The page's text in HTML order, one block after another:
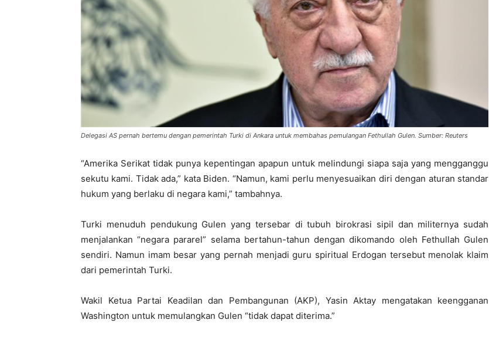
Delegasi AS pernah bertemu dengan pemerintah Turki di Ankara untuk membahas pemulangan Fethullah Gulen. Sumber: Reuters
“Amerika Serikat tidak punya kepentingan apapun untuk melindungi siapa saja yang mengganggu
sekutu kami. Tidak ada,” kata Biden. “Namun, kami perlu menyesuaikan diri dengan aturan standar
hukum yang berlaku di negara kami,” tambahnya.
Turki menuduh pendukung Gulen yang tersebar di tubuh birokrasi sipil dan militernya sudah
menjalankan “negara pararel” selama bertahun-tahun dengan dikomando oleh Fethullah Gulen
sendiri. Namun imam besar yang pernah menjadi guru spiritual Erdogan tersebut menolak klaim
dari pemerintah Turki.
Wakil Ketua Partai Keadilan dan Pembangunan (AKP), Yasin Aktay mengatakan keengganan
Washington untuk memulangkan Gulen “tidak dapat diterima.”